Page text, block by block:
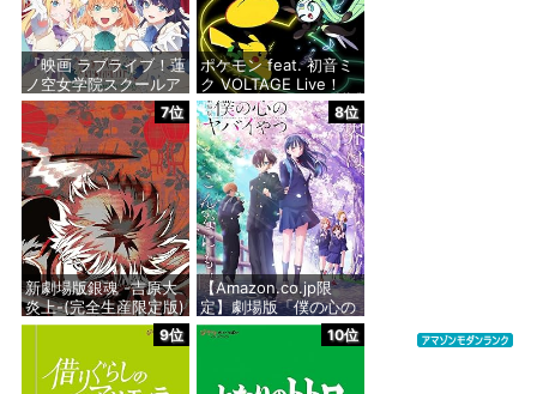
『映画 ラブライブ！蓮
ノ空女学院スクールア
イドルクラブ Bloom
Garden Party』Blu-
ray（特装限定版）
価格：¥8,589
ポケモン feat. 初音ミ
ク VOLTAGE Live！
[Blu-ray特装盤] [Blu-
ray + 書籍 + その他] -
ポケモン feat. 初音ミ
ク
価格：¥11,900
7位
新劇場版銀魂 -吉原大
炎上-(完全生産限定版)
[Blu-ray]
価格：¥7,729
8位
【Amazon.co.jp限
定】劇場版「僕の心の
ヤバイやつ」 Blu-
ray（Amazon.co.jp特
ケース） [Blu-ray]
9位 10位